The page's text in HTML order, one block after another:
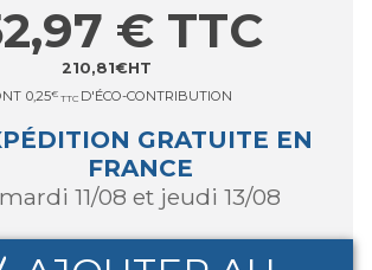
210,81€HT
€ TTC
0,25€ TTC D'ÉCO-CONTRIBUTION
GRATUITE EN
FRANCE
mardi 11/08 et jeudi 13/08